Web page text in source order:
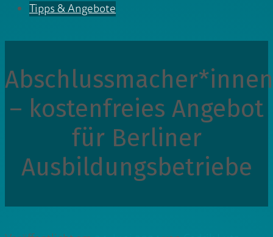
Tipps & Angebote
Abschlussmacher*innen
– kostenfreies Angebot
für Berliner
Ausbildungsbetriebe